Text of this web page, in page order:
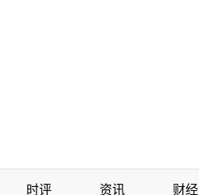
时评 资讯 财经